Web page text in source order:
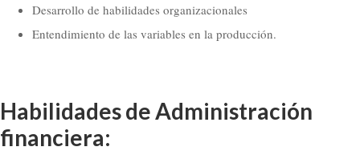
Desarrollo de habilidades organizacionales
Entendimiento de las variables en la producción.
Habilidades de Administración
financiera: